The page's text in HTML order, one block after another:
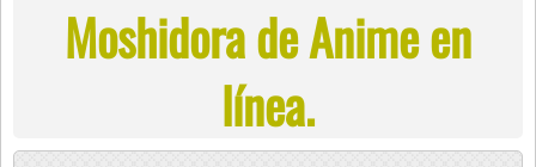
CUMBIAS
Moshidora de Anime en
línea.